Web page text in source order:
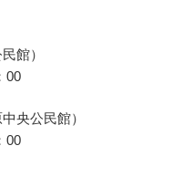
館）
00
央公民館）
00